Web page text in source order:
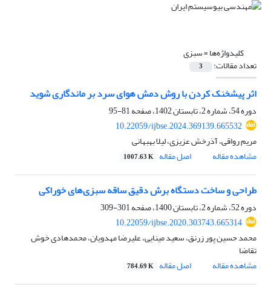
کلیدواژه‌ها =سبزی
تعداد مقالات: 3
اثر پیشخنک کردن با روش دمش هوای سرد بر ماندگاری شوید
دوره 54، شماره 2، تابستان 1402، صفحه
81-95
10.22059/ijbse.2024.369139.665532
مریم رواقی، آذرخش عزیزی، لیلا بهبهانی
مشاهده مقاله
اصل مقاله 1007.63 K
طراحی و ساخت دستگاه برش دقیق ساقه سبزی‌های خوراکی
دوره 52، شماره 2، تابستان 1400، صفحه
301-309
10.22059/ijbse.2020.303743.665314
محمد حسین پور زرنق، سعید مینایی، علیرضا مهدویان، محمدهادی خوش
تقاضا
مشاهده مقاله
اصل مقاله 784.69 K